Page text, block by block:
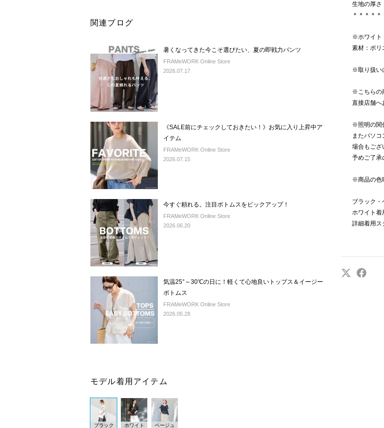
関連ブログ
暑くなってきた今こそ選びたい、夏の即戦力パンツ
FRAMeWORK Online Store
2026.07.17
《SALE前にチェックしておきたい！》お気に入り上昇中ア
イテム
FRAMeWORK Online Store
2026.07.15
今すぐ頼れる。注目ボトムスをピックアップ！
FRAMeWORK Online Store
2026.06.20
気温25°～30℃の日に！軽くて心地良いトップス＆イージー
ボトムス
FRAMeWORK Online Store
2026.05.28
モデル着用アイテム
ブラック ホワイト ベージュ
生地の厚さ
＊＊＊＊
※ホワイト
素材：ポリ
※取り扱い
※こちらの
直接店舗へ
※照明の関
またパソ
場合もござ
予めご了承
※商品の色
ブラック
ホワイト着
詳細着用ス